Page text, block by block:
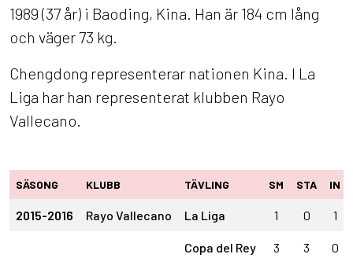
1989 (37 år) i Baoding, Kina. Han är 184 cm lång
och väger 73 kg.
Chengdong representerar nationen Kina. I La
Liga har han representerat klubben Rayo
Vallecano.
SÄSONG KLUBB TÄVLING SM STA IN
2015-2016 Rayo Vallecano La Liga 1 0 1
Copa del Rey 3 3 0